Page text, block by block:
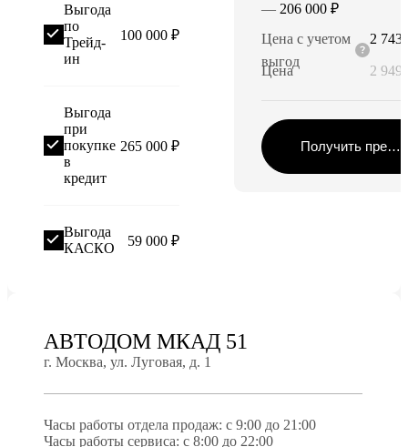
100 000 ₽
Выгода
по
Трейд-
ин
265 000 ₽
Выгода
при
покупке
в
кредит
59 000 ₽
Выгода
КАСКО
— 206 000 ₽
Цена с учетом
выгод
2 743
Цена 2 949
Получить
АВТОДОМ МКАД 51
г. Москва, ул. Луговая, д. 1
Часы работы отдела продаж: c 9:00 до 21:00
Часы работы сервиса: с 8:00 до 22:00